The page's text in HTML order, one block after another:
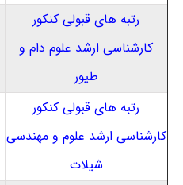
رتبه های قبولی کنکور
کارشناسی ارشد علوم دام و
طیور
رتبه های قبولی کنکور
کارشناسی ارشد علوم و مهندسی
شیلات